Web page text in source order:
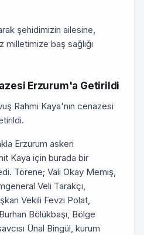
şehidimizin ailesine,
baş sağlığı
Erzurum'a Getirildi
Rahmi Kaya'nın cenazesi
Erzurum askeri
Kaya için burada bir
Törene; Vali Okay Memiş,
Veli Tarakçı,
Vekili Fevzi Polat,
Bölükbaşı, Bölge
Ünal Bingül, kurum